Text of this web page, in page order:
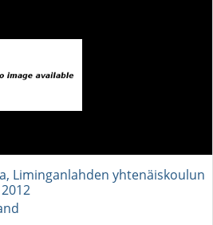
Liminganlahden yhtenäiskoulun